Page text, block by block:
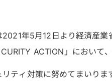
年5月12日より経済産
ACTION」において
ティ対策に努めてまいりま